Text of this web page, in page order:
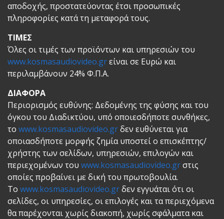
αποδοχής, προστατεύοντας έτσι προσωπικές
πληροφορίες κατά τη μεταφορά τους.
ΤΙΜΕΣ
Όλες οι τιμές των προϊόντων και υπηρεσιών του
www.kosmasaudiovideo.grείναι σε Ευρώ και
περιλαμβάνουν 24% Φ.Π.Α.
ΔΙΑΦΟΡΑ
Περιορισμός ευθύνης: Δεδομένης της φύσης και του
όγκου του Διαδικτύου, υπό οποιεσδήποτε συνθήκες,
το www.kosmasaudiovideo.grδεν ευθύνεται για
οποιασδήποτε μορφής ζημία υποστεί ο επισκέπτης/
χρήστης των σελίδων, υπηρεσιών, επιλογών και
περιεχομένων του www.kosmasaudiovideo.grστις
οποίες προβαίνει με δική του πρωτοβουλία.
Το www.kosmasaudiovideo.grδεν εγγυάται ότι οι
σελίδες, οι υπηρεσίες, οι επιλογές και τα περιεχόμενα
θα παρέχονται χωρίς διακοπή, χωρίς σφάλματα και